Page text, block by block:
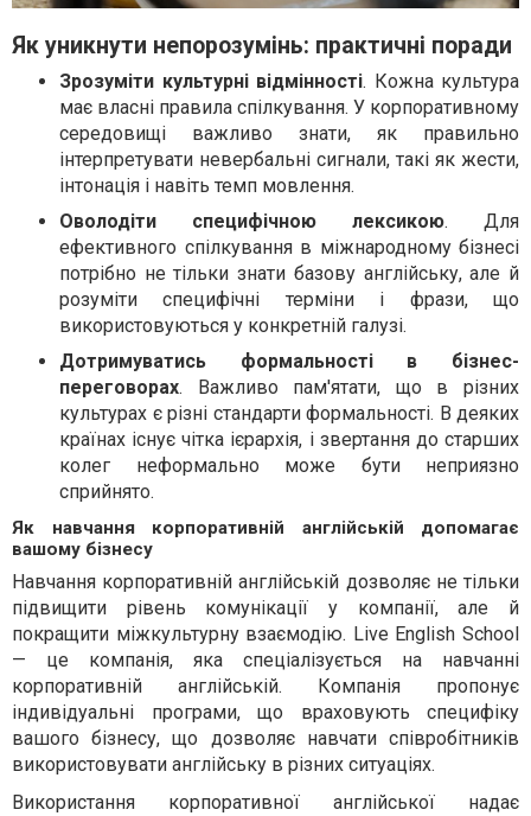
Як уникнути непорозумінь: практичні поради
Зрозуміти культурні відмінності. Кожна культура
має власні правила спілкування. У корпоративному
середовищі важливо знати, як правильно
інтерпретувати невербальні сигнали, такі як жести,
інтонація і навіть темп мовлення.
Оволодіти специфічною лексикою. Для
ефективного спілкування в міжнародному бізнесі
потрібно не тільки знати базову англійську, але й
розуміти специфічні терміни і фрази, що
використовуються у конкретній галузі.
Дотримуватись формальності в бізнес-
переговорах. Важливо пам'ятати, що в різних
культурах є різні стандарти формальності. В деяких
країнах існує чітка ієрархія, і звертання до старших
колег неформально може бути неприязно
сприйнято.
Як навчання корпоративній англійській допомагає
вашому бізнесу
Навчання корпоративній англійській дозволяє не тільки
підвищити рівень комунікації у компанії, але й
покращити міжкультурну взаємодію. Live English School
— це компанія, яка спеціалізується на навчанні
корпоративній англійській. Компанія пропонує
індивідуальні програми, що враховують специфіку
вашого бізнесу, що дозволяє навчати співробітників
використовувати англійську в різних ситуаціях.
Використання корпоративної англійської надає